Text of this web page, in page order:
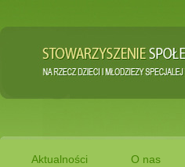
Aktualności O nas